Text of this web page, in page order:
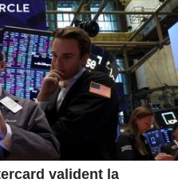
valident la